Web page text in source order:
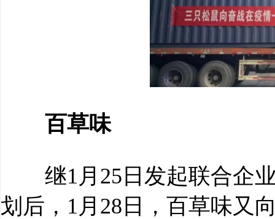
百草味
继1月25日发起联合企业
划后，1月28日，百草味又